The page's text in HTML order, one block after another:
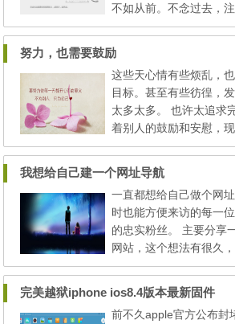
不如从前。不念过去，
的流逝，一天天的成长
在的生活不再过去式，
幸运....... 最近一直在忙
永福印刷有限公司”惠州
印刷科技有限公...
努力，也需要鼓励
这些天心情有些烦乱，
目标。甚至有些彷徨，
太多太多。 也许太追求
着别人的鼓励和安慰，
是工作。压力还是存在
因为我想做得更好。想
慰和回报，以及大家知
求生活的好，不求做什
我也做不到，也不求别
到鼓励，因为我...
我想给自己建一个网址导航
一直都想给自己做个网
时也能方便来访的每一
的忠实粉丝。 主要分享
网站，这个想法有很久
但迟迟还是未能如愿完
折腾了许久自己的站点
样式算是确定下来了，
的更改，或者是更多的
完美越狱iphone ios8.4版本最新固件
前不久apple官方公布封